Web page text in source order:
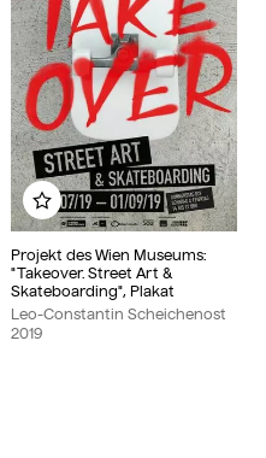
Projekt des Wien Museums:
"Takeover. Street Art &
Skateboarding", Plakat
Leo-Constantin Scheichenost
2019
Zu meinem Album